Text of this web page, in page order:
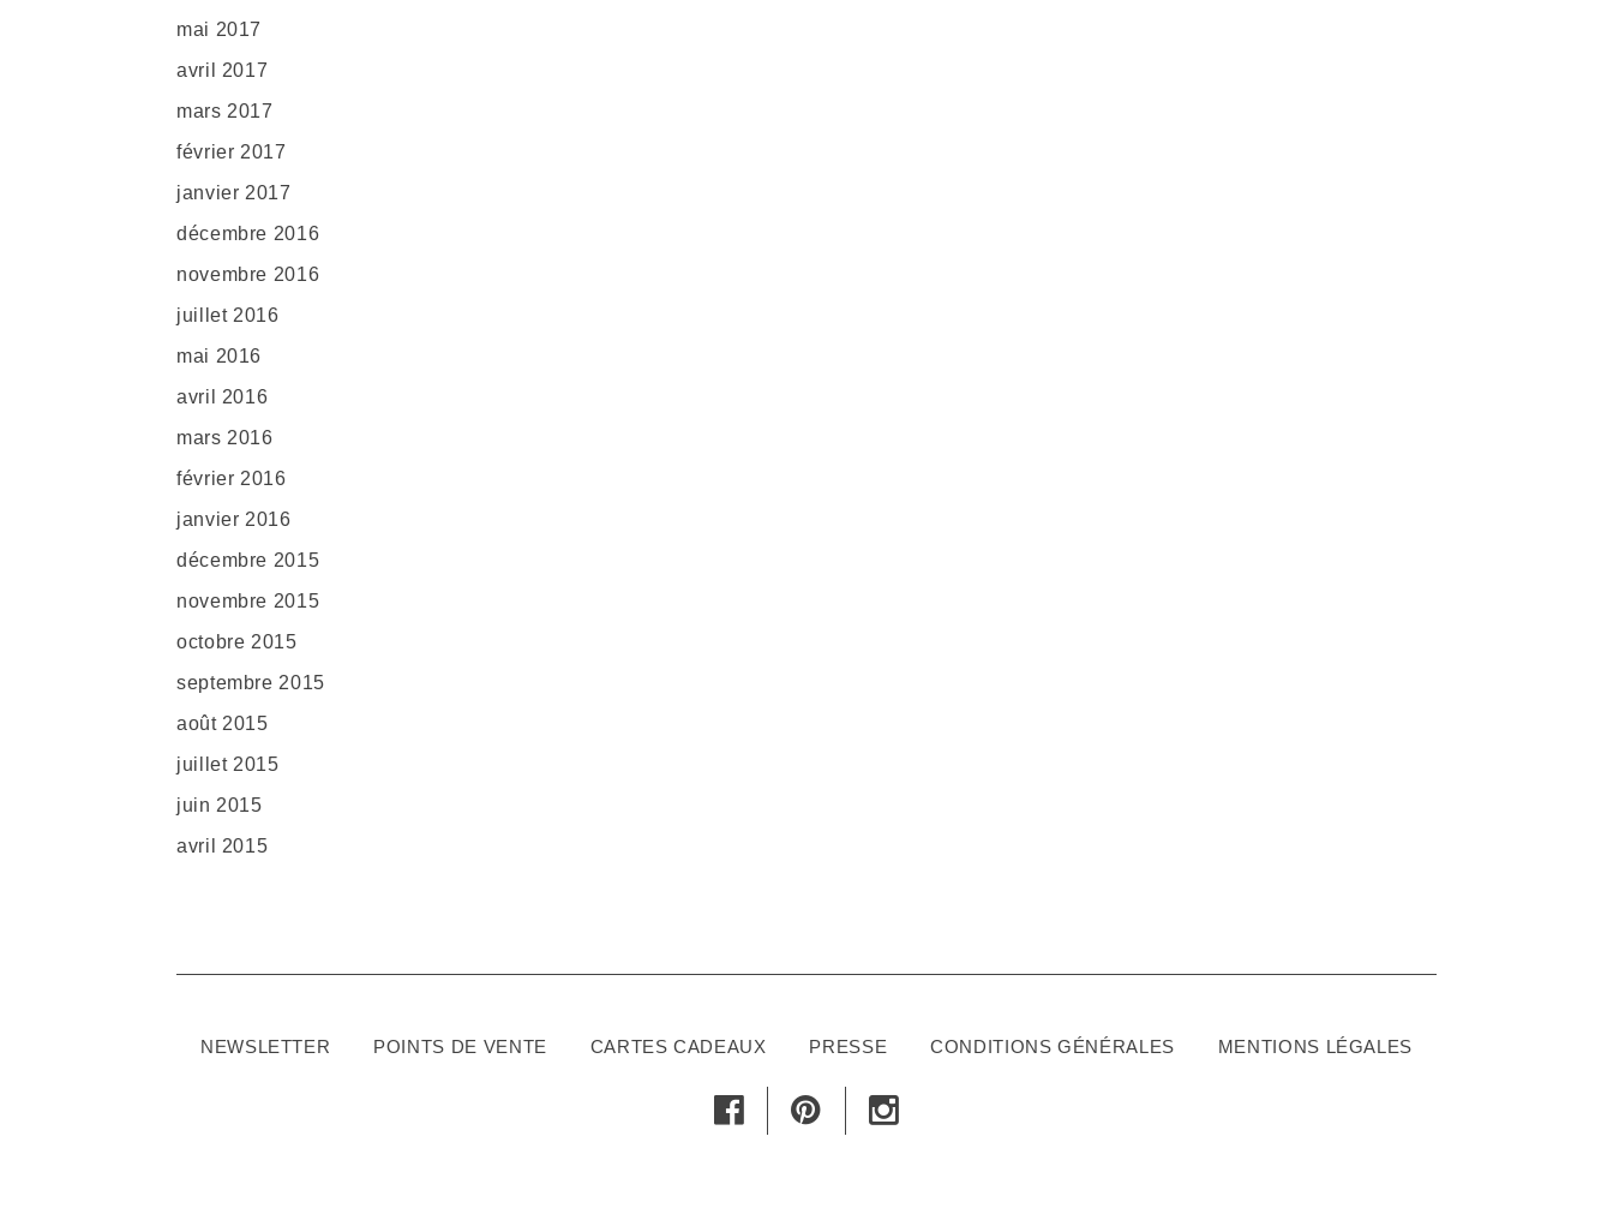
mai 2017
avril 2017
mars 2017
février 2017
janvier 2017
décembre 2016
novembre 2016
juillet 2016
mai 2016
avril 2016
mars 2016
février 2016
janvier 2016
décembre 2015
novembre 2015
octobre 2015
septembre 2015
août 2015
juillet 2015
juin 2015
avril 2015
NEWSLETTER POINTS DE VENTE CARTES CADEAUX PRESSE CONDITIONS GÉNÉRALES MENTIONS LÉGALES